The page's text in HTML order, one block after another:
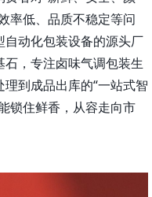
率低、品质不稳定等问
动化包装设备的源头厂
，专注卤味气调包装生
到成品出库的“一站式智
锁住鲜香，从容走向市